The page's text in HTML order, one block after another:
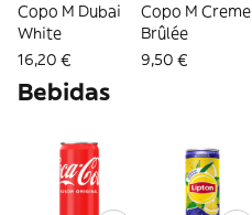
Copo M Dubai
White
16,20 €
Copo M Creme
Brûlée
9,50 €
Bebidas